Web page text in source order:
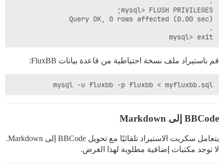
mysql> exit
قم باستيراد ملف نسخة احتياطية من قاعدة بيانات FluxBB:
mysql -u fluxbb -p fluxbb < myfluxbb.sql
BBCode إلى Markdown
يتعامل سكربت الاستيراد تلقائيًا مع تحويل BBCode إلى Markdown.
لا توجد مكتبات إضافية مطلوبة لهذا الغرض.